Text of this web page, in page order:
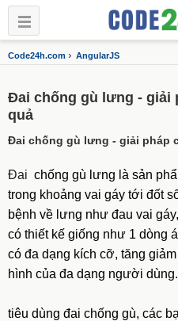
Code24h.com › AngularJS
Đai chống gù lưng - giải
quả
Đai chống gù lưng - giải pháp
Đai chống gù lưng là sản
trong khoảng vai gáy tới đốt
bệnh về lưng như đau vai
có thiết kế giống như 1 dòng
có đa dạng kích cỡ, tăng
hình của đa dạng người dùng.
tiêu dùng đai chống gù, các